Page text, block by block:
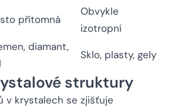
přítomná
Obvykle
izotropní
diamant,
Sklo, plasty, gely
struktury
v krystalech se zjišťuje